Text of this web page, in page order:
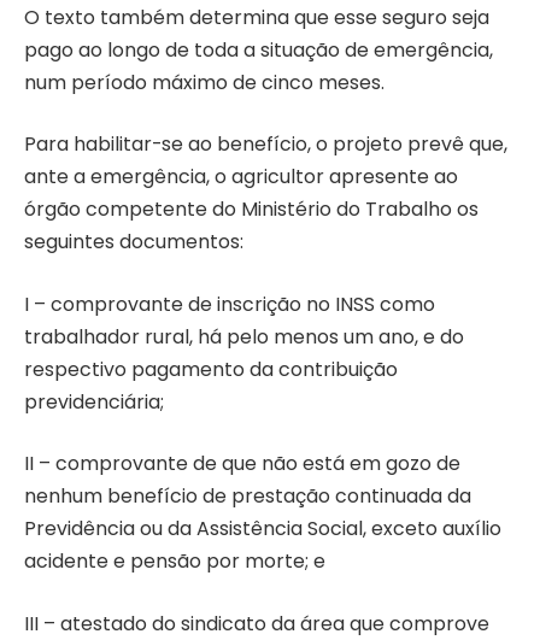
O texto também determina que esse seguro seja
pago ao longo de toda a situação de emergência,
num período máximo de cinco meses.
Para habilitar-se ao benefício, o projeto prevê que,
ante a emergência, o agricultor apresente ao
órgão competente do Ministério do Trabalho os
seguintes documentos:
I – comprovante de inscrição no INSS como
trabalhador rural, há pelo menos um ano, e do
respectivo pagamento da contribuição
previdenciária;
II – comprovante de que não está em gozo de
nenhum benefício de prestação continuada da
Previdência ou da Assistência Social, exceto auxílio
acidente e pensão por morte; e
III – atestado do sindicato da área que comprove